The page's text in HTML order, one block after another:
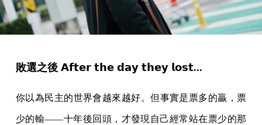
敗選之後 𝗔𝗳𝘁𝗲𝗿 𝘁𝗵𝗲 𝗱𝗮𝘆 𝘁𝗵𝗲𝘆 𝗹𝗼𝘀𝘁...
你以為民主的世界會越來越好。但事實是票多的贏，票
少的輸——十年後回頭，才發現自己經常站在票少的那